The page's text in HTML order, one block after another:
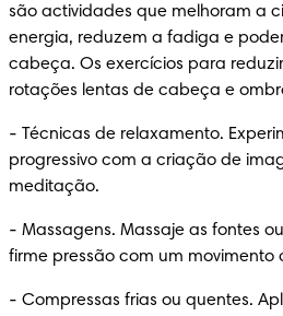
são actividades que melhoram a
energia, reduzem a fadiga e
cabeça. Os exercícios para
rotações lentas de cabeça e
- Técnicas de relaxamento.
progressivo com a criação de
meditação.
- Massagens. Massaje as fontes
firme pressão com um movimento
- Compressas frias ou quentes.